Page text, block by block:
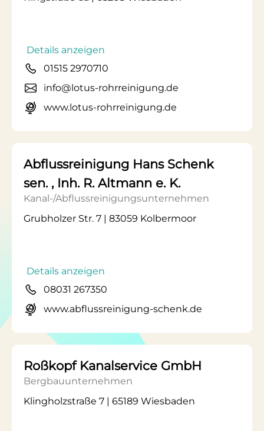
Details anzeigen
01515 2970710
info@lotus-rohrreinigung.de
www.lotus-rohrreinigung.de
Abflussreinigung Hans Schenk
sen. , Inh. R. Altmann e. K.
Kanal-/Abflussreinigungsunternehmen
Grubholzer Str. 7 | 83059 Kolbermoor
Details anzeigen
08031 267350
www.abflussreinigung-schenk.de
Roßkopf Kanalservice GmbH
Bergbauunternehmen
Klingholzstraße 7 | 65189 Wiesbaden